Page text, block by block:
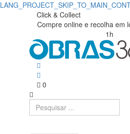
Click & Collect
Compre online e recolha em
1h
0